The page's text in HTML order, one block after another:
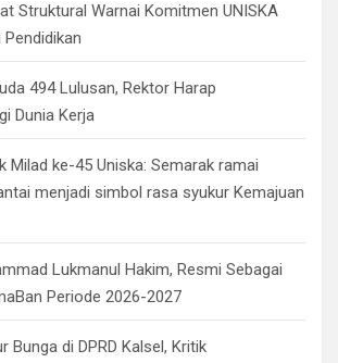
Struktural Warnai Komitmen UNISKA
494 Lulusan, Rektor Harap
Dunia Kerja
Milad ke-45 Uniska: Semarak ramai
menjadi simbol rasa syukur Kemajuan
Lukmanul Hakim, Resmi Sebagai
Periode 2026-2027
Bunga di DPRD Kalsel, Kritik